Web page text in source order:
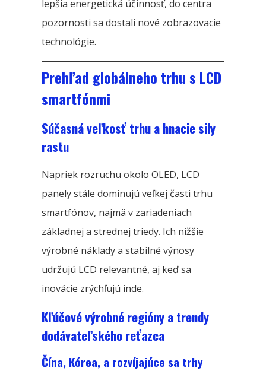
lepšia energetická účinnosť, do centra
pozornosti sa dostali nové zobrazovacie
technológie.
Prehľad globálneho trhu s LCD
smartfónmi
Súčasná veľkosť trhu a hnacie sily
rastu
Napriek rozruchu okolo OLED, LCD
panely stále dominujú veľkej časti trhu
smartfónov, najmä v zariadeniach
základnej a strednej triedy. Ich nižšie
výrobné náklady a stabilné výnosy
udržujú LCD relevantné, aj keď sa
inovácie zrýchľujú inde.
Kľúčové výrobné regióny a trendy
dodávateľského reťazca
Čína, Kórea, a rozvíjajúce sa trhy